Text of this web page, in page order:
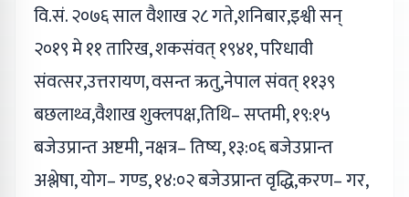
वि.सं. २०७६ साल वैशाख २८ गते,शनिबार,इश्वी सन्
२०१९ मे ११ तारिख, शकसंवत् १९४१, परिधावी
संवत्सर,उत्तरायण, वसन्त ऋतु,नेपाल संवत् ११३९
बछलाथ्व,वैशाख शुक्लपक्ष,तिथि– सप्तमी, १९:१५
बजेउप्रान्त अष्टमी, नक्षत्र– तिष्य, १३:०६ बजेउप्रान्त
अश्लेषा, योग– गण्ड, १४:०२ बजेउप्रान्त वृद्धि,करण– गर,